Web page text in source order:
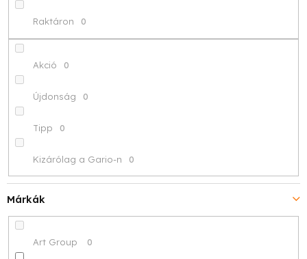
e
z
e
Raktáron 0
Akció 0
Újdonság 0
Tipp 0
Kizárólag a Gario-n 0
Márkák
Art Group 0